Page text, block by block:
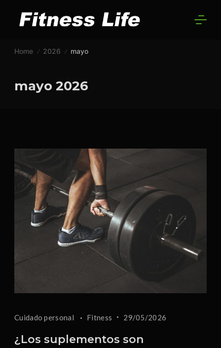
Home 2026 mayo
mayo 2026
Cuidado personal Fitness 29/05/2026
¿Los suplementos son